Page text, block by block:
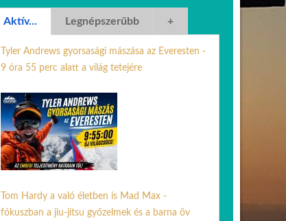
Aktív... Legnépszerűbb +
Tyler Andrews gyorsasági mászása az Everesten -
9 óra 55 perc alatt a világ tetejére
Tom Hardy a való életben is Mad Max -
fókuszban a jiu-jitsu győzelmek és a barna öv